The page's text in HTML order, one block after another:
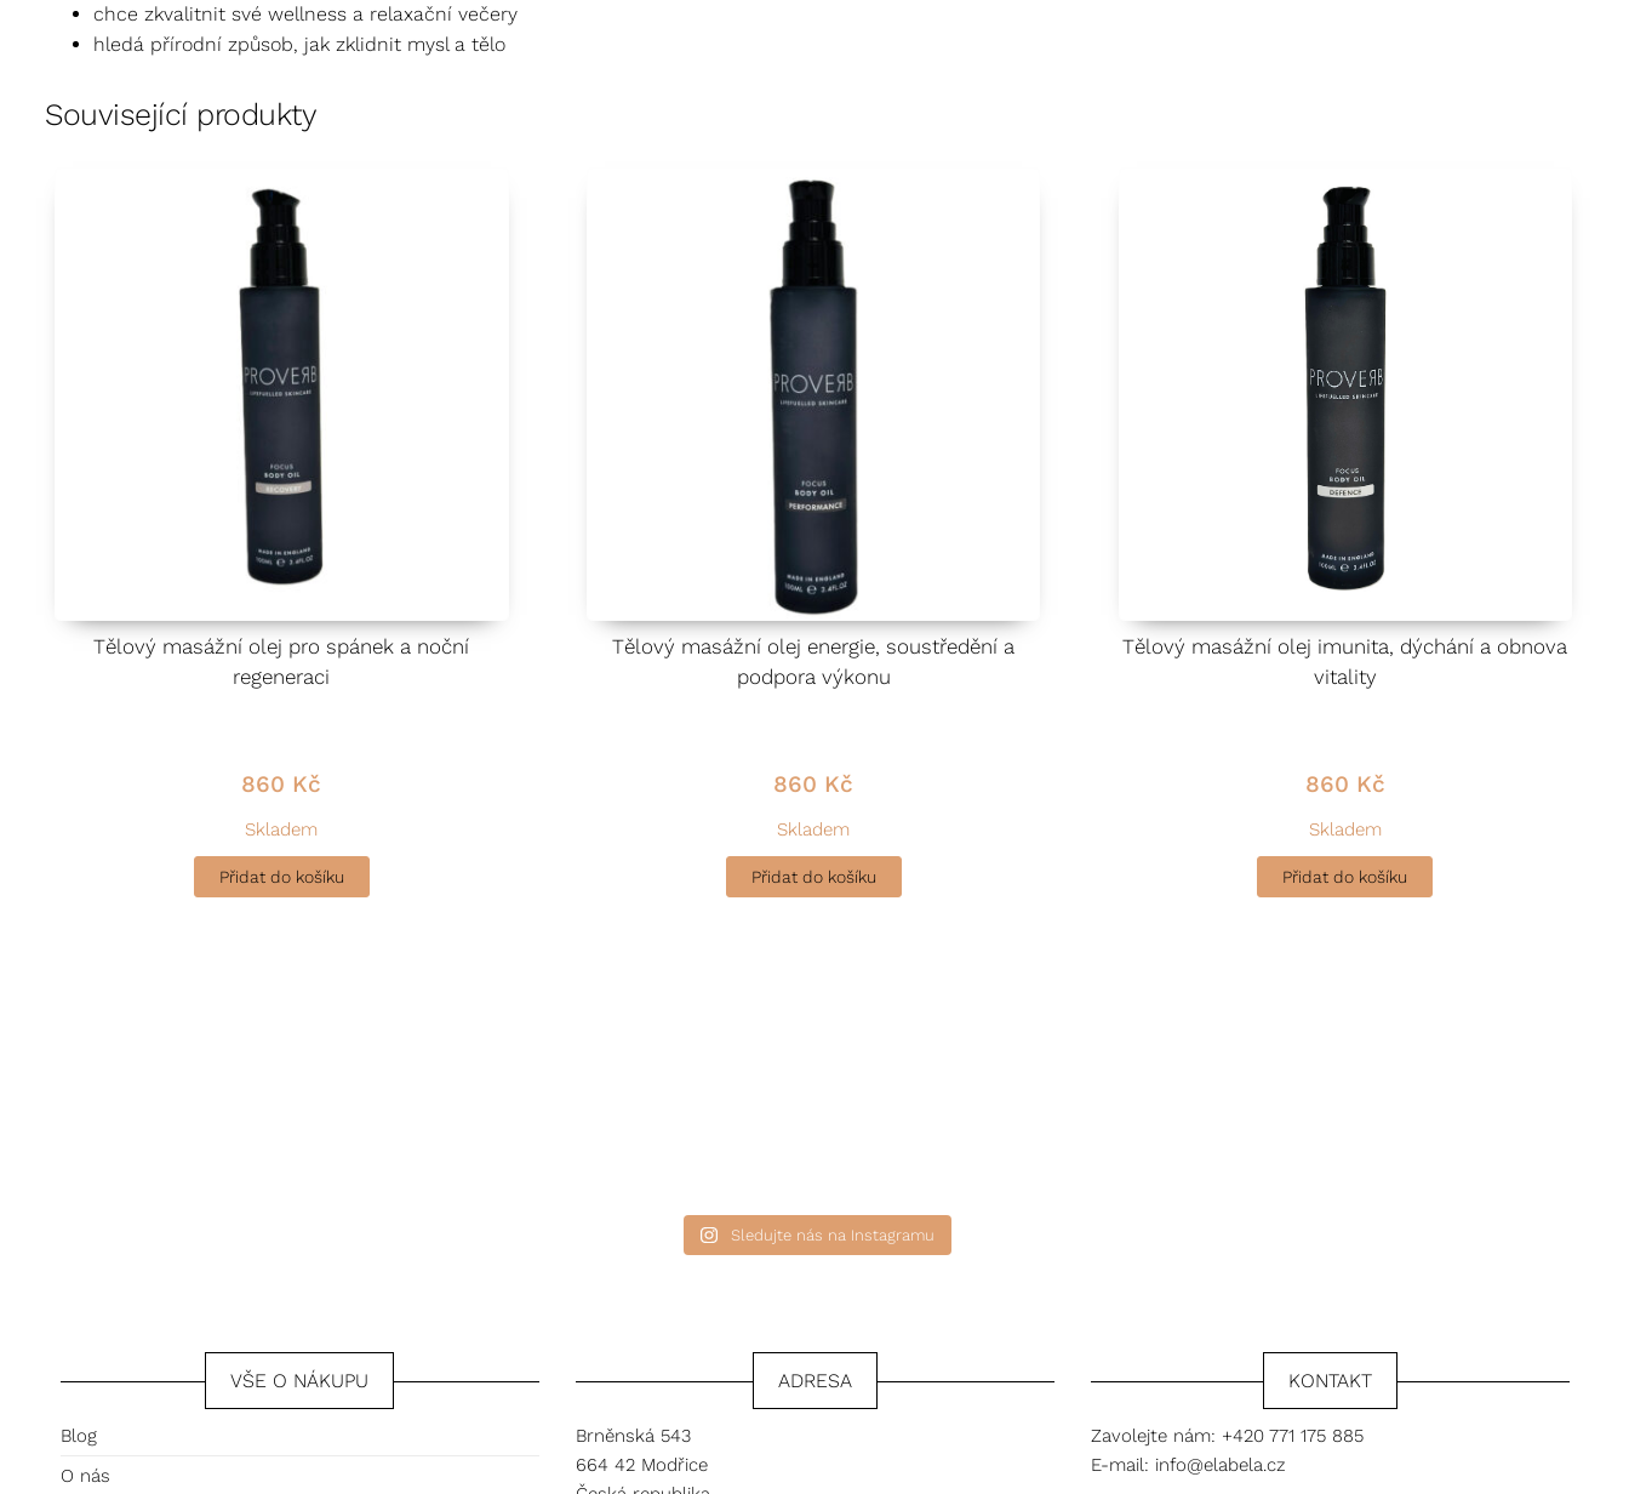
chce zkvalitnit své wellness a relaxační večery
hledá přírodní způsob, jak zklidnit mysl a tělo
Související produkty
Tělový masážní olej pro spánek a noční
regeneraci
860 Kč
Skladem
Přidat do košíku
Tělový masážní olej energie, soustředění a
podpora výkonu
860 Kč
Skladem
Přidat do košíku
Tělový masážní olej imunita, dýchání a obnova
vitality
860 Kč
Skladem
Přidat do košíku
Sledujte nás na Instagramu
VŠE O NÁKUPU
Blog
O nás
ADRESA
Brněnská 543
664 42 Modřice
KONTAKT
Zavolejte nám: +420 771 175 885
E-mail: info@elabela.cz